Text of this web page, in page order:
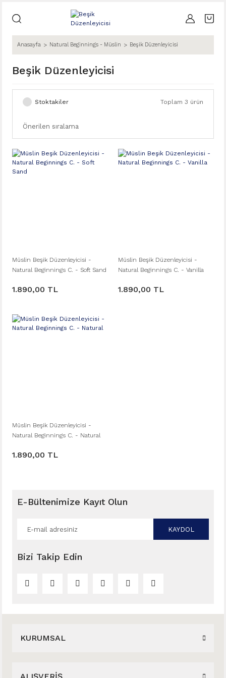
Anasayfa Natural Beginnings - Müslin Beşik Düzenleyicisi
Beşik Düzenleyicisi
Stoktakiler Toplam 3 ürün
Müslin Beşik Düzenleyicisi -
Natural Beginnings C. - Soft Sand
1.890,00 TL
Müslin Beşik Düzenleyicisi -
Natural Beginnings C. - Vanilla
1.890,00 TL
Müslin Beşik Düzenleyicisi -
Natural Beginnings C. - Natural
1.890,00 TL
E-Bültenimize Kayıt Olun
KAYDOL
Bizi Takip Edin
KURUMSAL